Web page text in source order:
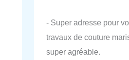
- Super adresse pour
travaux de couture
super agréable.